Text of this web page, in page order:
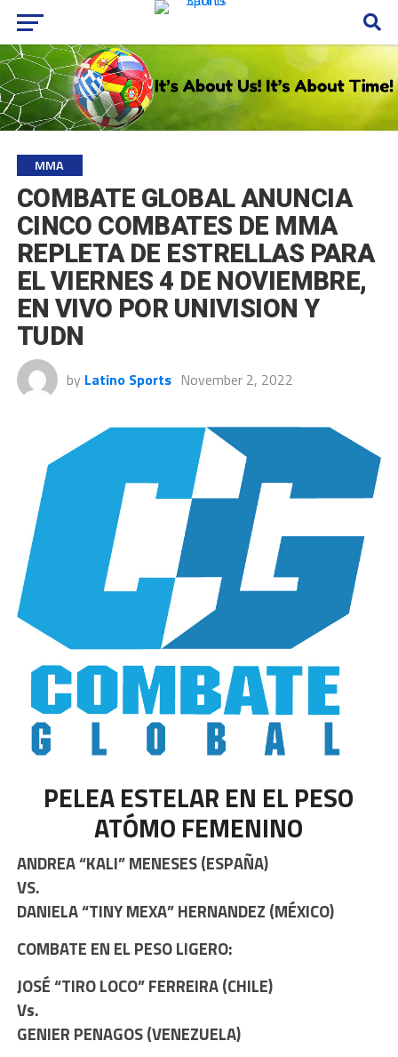
MMA
COMBATE GLOBAL ANUNCIA
CINCO COMBATES DE MMA
REPLETA DE ESTRELLAS PARA
EL VIERNES 4 DE NOVIEMBRE,
EN VIVO POR UNIVISION Y
TUDN
by Latino Sports November 2, 2022
PELEA ESTELAR EN EL PESO
ATÓMO FEMENINO
ANDREA “KALI” MENESES (ESPAÑA)
VS.
DANIELA “TINY MEXA” HERNANDEZ (MÉXICO)
COMBATE EN EL PESO LIGERO:
JOSÉ “TIRO LOCO” FERREIRA (CHILE)
Vs.
GENIER PENAGOS (VENEZUELA)